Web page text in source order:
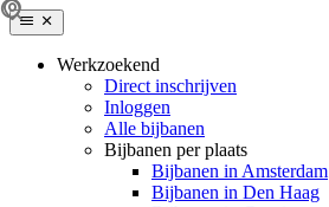
Werkzoekend
Direct inschrijven
Inloggen
Alle bijbanen
Bijbanen per plaats
Bijbanen in Amsterdam
Bijbanen in Den Haag